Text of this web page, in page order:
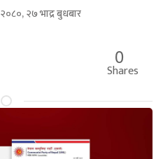
२०८०, २७ भाद्र बुधबार
0
Shares